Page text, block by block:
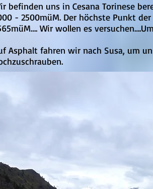
befinden uns in Cesana Torinese
- 2500müM. Der höchste Punkt
Wir wollen es
Asphalt fahren wir nach Susa, um